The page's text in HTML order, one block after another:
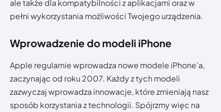
ale także dla kompatybilności z aplikacjami oraz w
pełni wykorzystania możliwości Twojego urządzenia.
Wprowadzenie do modeli iPhone
Apple regularnie wprowadza nowe modele iPhone’a,
zaczynając od roku 2007. Każdy z tych modeli
zazwyczaj wprowadza innowacje, które zmieniają nasz
sposób korzystania z technologii. Spójrzmy więc na